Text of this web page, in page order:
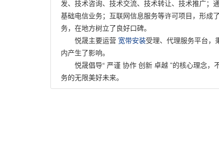
发、技术咨询、技术交流、技术转让、技术推广；
基础电信业务；互联网信息服务等许可项目，形成
务，在地方树立了良好口碑。
悦晟主要运营 宽带安装受理、代理服务平台，
内产生了影响。
悦晟倡导“ 严谨 协作 创新 卓越 ”的核心理念，
务的无限美好未来。